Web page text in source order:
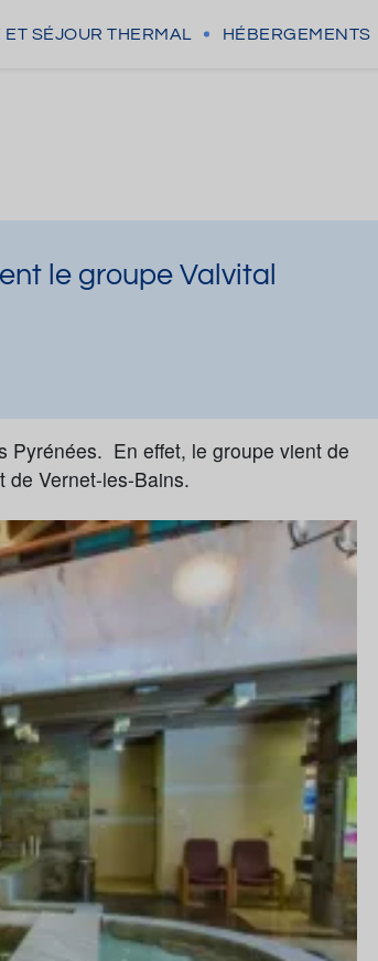
ET SÉJOUR THERMAL HÉBERGEMENTS
le groupe Valvital
Pyrénées. En effet, le groupe vient de
de Vernet-les-Bains.